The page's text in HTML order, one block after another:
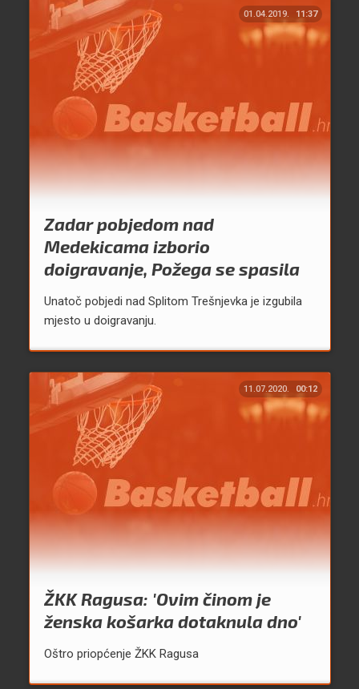
01.04.2019. 11:37
Zadar pobjedom nad
Medekicama izborio
doigravanje, Požega se spasila
Unatoč pobjedi nad Splitom Trešnjevka je izgubila
mjesto u doigravanju.
11.07.2020. 00:12
ŽKK Ragusa: 'Ovim činom je
ženska košarka dotaknula dno'
Oštro priopćenje ŽKK Ragusa